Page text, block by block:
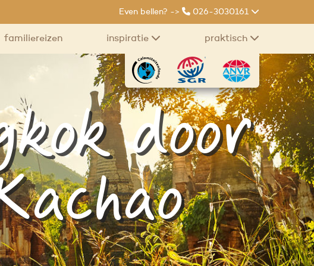
Even bellen? -> 026-3030161
familiereizen inspiratie praktisch
door